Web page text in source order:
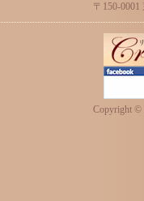
〒150-
Copyright ©